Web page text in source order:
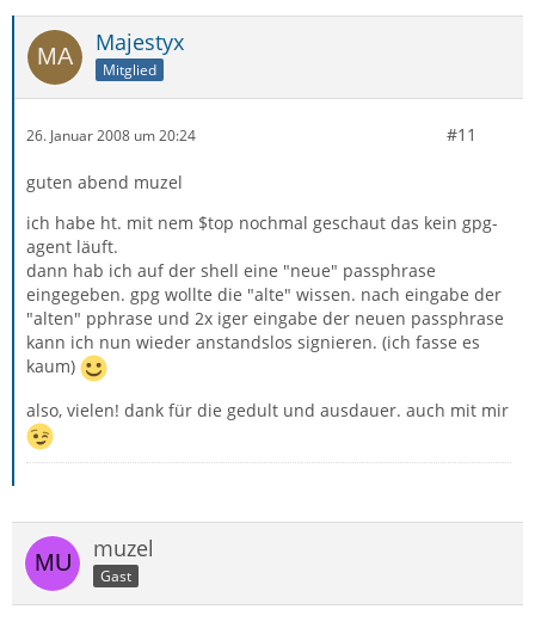
Majestyx
Mitglied
26. Januar 2008 um 20:24 #11
guten abend muzel
ich habe ht. mit nem $top nochmal geschaut das kein gpg-
agent läuft.
dann hab ich auf der shell eine "neue" passphrase
eingegeben. gpg wollte die "alte" wissen. nach eingabe der
"alten" pphrase und 2x iger eingabe der neuen passphrase
kann ich nun wieder anstandslos signieren. (ich fasse es
kaum)
also, vielen! dank für die gedult und ausdauer. auch mit mir
muzel
Gast